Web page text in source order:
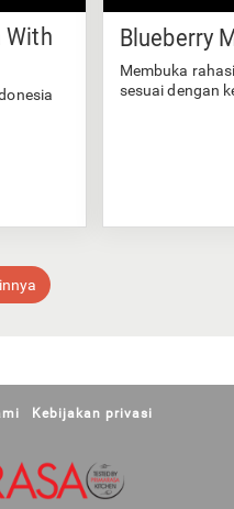
With
Blueberry
Membuka
sesuai dengan
Kebijakan privasi